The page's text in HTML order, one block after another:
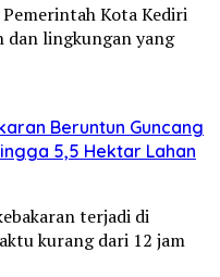
Kota Kediri
dan lingkungan yang
Beruntun Guncang
5,5 Hektar Lahan
terjadi di
kurang dari 12 jam